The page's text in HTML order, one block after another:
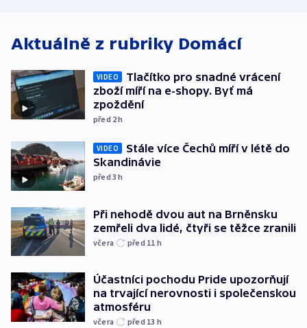
Aktuálně z rubriky Domácí
VIDEO
Tlačítko pro snadné vrácení
zboží míří na e-shopy. Byť má
zpoždění
před 2h
VIDEO
Stále více Čechů míří v létě do
Skandinávie
před 3h
Při nehodě dvou aut na Brněnsku
zemřeli dva lidé, čtyři se těžce zranili
včera před 11 h
Účastníci pochodu Pride upozorňují
na trvající nerovnosti i společenskou
atmosféru
včera před 13 h